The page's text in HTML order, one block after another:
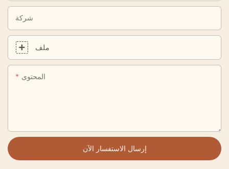
شركة
ملف
المحتوى
إرسال الاستفسار الآن